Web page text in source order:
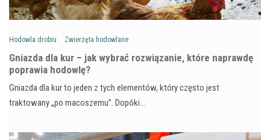
Hodowla drobiu Zwierzęta hodowlane
Gniazda dla kur – jak wybrać rozwiązanie, które naprawdę
poprawia hodowlę?
Gniazda dla kur to jeden z tych elementów, który często jest
traktowany „po macoszemu”. Dopóki…